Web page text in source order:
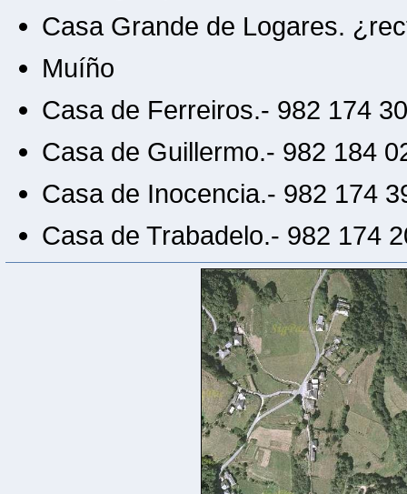
Casa Grande de Logares.
Muíño
Casa de Ferreiros.- 982 174
Casa de Guillermo.- 982 184
Casa de Inocencia.- 982 174
Casa de Trabadelo.- 982 174